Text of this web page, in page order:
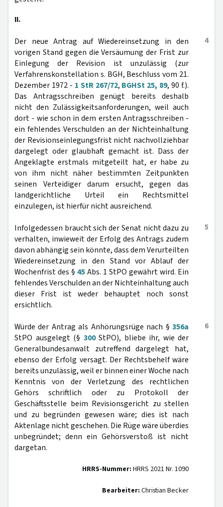
II.
4
Der neue Antrag auf Wiedereinsetzung in den
vorigen Stand gegen die Versäumung der Frist zur
Einlegung der Revision ist unzulässig (zur
Verfahrenskonstellation s. BGH, Beschluss vom 21.
Dezember 1972 - 1 StR 267/72, BGHSt 25, 89, 90 f.).
Das Antragsschreiben genügt bereits deshalb
nicht den Zulässigkeitsanforderungen, weil auch
dort - wie schon in dem ersten Antragsschreiben -
ein fehlendes Verschulden an der Nichteinhaltung
der Revisionseinlegungsfrist nicht nachvollziehbar
dargelegt oder glaubhaft gemacht ist. Dass der
Angeklagte erstmals mitgeteilt hat, er habe zu
von ihm nicht näher bestimmten Zeitpunkten
seinen Verteidiger darum ersucht, gegen das
landgerichtliche Urteil ein Rechtsmittel
einzulegen, ist hierfür nicht ausreichend.
5
Infolgedessen braucht sich der Senat nicht dazu zu
verhalten, inwieweit der Erfolg des Antrags zudem
davon abhängig sein könnte, dass dem Verurteilten
Wiedereinsetzung in den Stand vor Ablauf der
Wochenfrist des § 45Abs. 1 StPO gewährt wird. Ein
fehlendes Verschulden an der Nichteinhaltung auch
dieser Frist ist weder behauptet noch sonst
ersichtlich.
6
Würde der Antrag als Anhörungsrüge nach § 356a
StPO ausgelegt (§ 300StPO), bliebe ihr, wie der
Generalbundesanwalt zutreffend dargelegt hat,
ebenso der Erfolg versagt. Der Rechtsbehelf wäre
bereits unzulässig, weil er binnen einer Woche nach
Kenntnis von der Verletzung des rechtlichen
Gehörs schriftlich oder zu Protokoll der
Geschäftsstelle beim Revisionsgericht zu stellen
und zu begründen gewesen wäre; dies ist nach
Aktenlage nicht geschehen. Die Rüge wäre überdies
unbegründet; denn ein Gehörsverstoß ist nicht
dargetan.
HRRS-Nummer: HRRS 2021 Nr. 1090
Bearbeiter: Christian Becker